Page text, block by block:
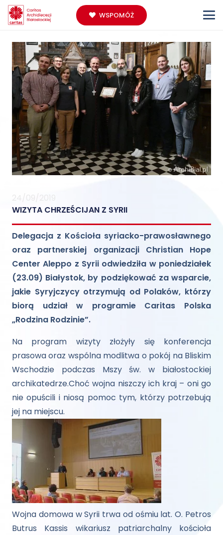
WSPOMÓŻ
WIZYTA CHRZEŚCIJAN Z SYRII
Delegacja z Kościoła syriacko-prawosławnego
oraz partnerskiej organizacji Christian Hope
Center Aleppo z Syrii odwiedziła w poniedziałek
(23.09) Białystok, by podziękować za wsparcie,
jakie Syryjczycy otrzymują od Polaków, którzy
biorą udział w programie Caritas Polska
„Rodzina Rodzinie”.
Na program wizyty złożyły się konferencja
prasowa oraz wspólna modlitwa o pokój na Bliskim
Wschodzie podczas Mszy św. w białostockiej
archikatedrze.Choć wojna niszczy ich kraj – oni go
nie opuścili i niosą pomoc tym, którzy potrzebują
jej na miejscu.
Wojna domowa w Syrii trwa od ośmiu lat. O. Petros
Butrus Kassis wikariusz patriarchalny kościoła